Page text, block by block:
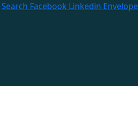
Search Facebook Linkedin Envelope